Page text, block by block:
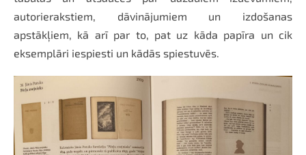
autorierakstiem, dāvinājumiem un izdošanas
apstākļiem, kā arī par to, pat uz kāda papīra un cik
eksemplāri iespiesti un kādās spiestuvēs.